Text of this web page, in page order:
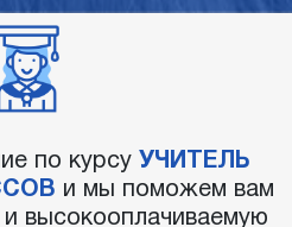
по курсу УЧИТЕЛЬ
и мы поможем вам
высокооплачиваемую